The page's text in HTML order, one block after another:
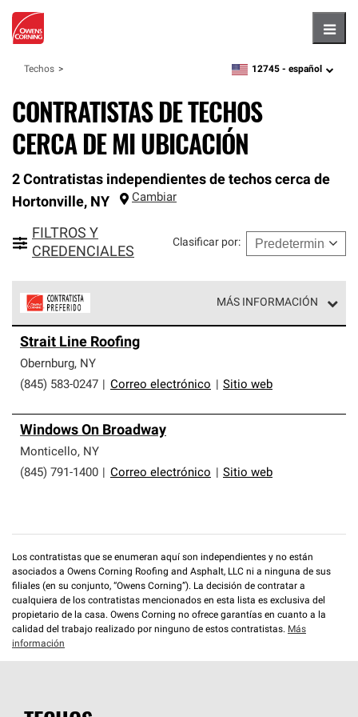
Techos zipcode,language
12745 - español
CONTRATISTAS DE TECHOS
CERCA DE MI UBICACIÓN
2 Contratistas independientes de techos cerca de
Hortonville, NY Cambiar
FILTROS Y
CREDENCIALES
Clasificar por:
MÁS INFORMACIÓN
parte de una red exclusiva de profesionales de techos
que cumplen con altos estándares y requisitos estrictos
de profesionalismo y confiabilidad.
Strait Line Roofing
Obernburg, NY
(845) 583-0247
Correo electrónico Sitio web
Windows On Broadway
Monticello, NY
(845) 791-1400
Correo electrónico Sitio web
Los contratistas que se enumeran aquí son independientes y no están
asociados a Owens Corning Roofing and Asphalt, LLC ni a ninguna de sus
filiales (en su conjunto, “Owens Corning”). La decisión de contratar a
cualquiera de los contratistas mencionados en esta lista es exclusiva del
propietario de la casa. Owens Corning no ofrece garantías en cuanto a la
calidad del trabajo realizado por ninguno de estos contratistas. Más
información